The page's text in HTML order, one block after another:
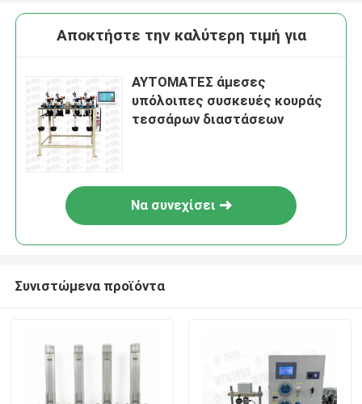
Αποκτήστε την καλύτερη τιμή για
ΑΥΤΟΜΑΤΕΣ άμεσες
υπόλοιπες συσκευές κουράς
τεσσάρων διαστάσεων
Να συνεχίσει
Συνιστώμενα προϊόντα